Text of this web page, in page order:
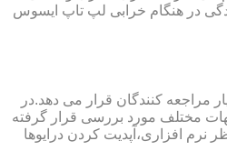
در هنگام خرابی لپ تاپ ایسوس
مراجعه کنندگان قرار می دهد.در
مختلف مورد بررسی قرار گرفته
افزاری،آپدیت کردن درایوها